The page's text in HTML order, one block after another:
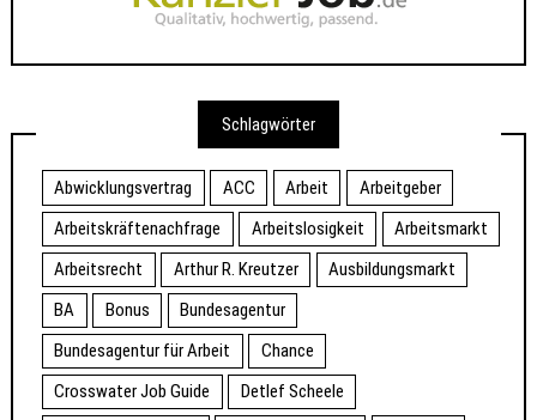
Schlagwörter
Abwicklungsvertrag ACC Arbeit
Arbeitgeber
Arbeitskräftenachfrage
Arbeitslosigkeit
Arbeitsmarkt
Arbeitsrecht
Arthur R. Kreutzer
Ausbildungsmarkt
BA
Bonus
Bundesagentur
Bundesagentur für Arbeit
Chance
Crosswater Job Guide
Detlef Scheele